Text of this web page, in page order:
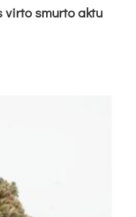
vir­to smur­to ak­tu